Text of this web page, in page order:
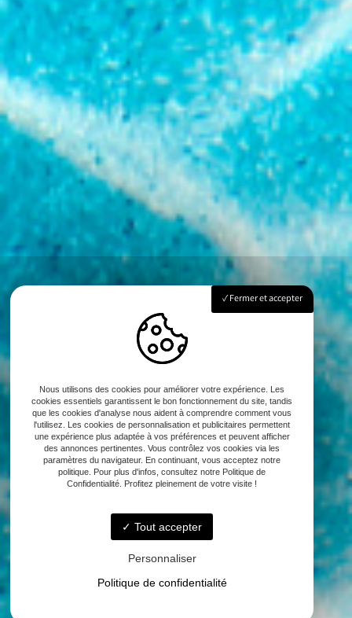
Fermer et accepter
Nous utilisons des cookies pour améliorer votre expérience. Les
cookies essentiels garantissent le bon fonctionnement du site, tandis
que les cookies d'analyse nous aident à comprendre comment vous
l'utilisez. Les cookies de personnalisation et publicitaires permettent
une expérience plus adaptée à vos préférences et peuvent afficher
des annonces pertinentes. Vous contrôlez vos cookies via les
paramètres du navigateur. En continuant, vous acceptez notre
politique. Pour plus d'infos, consultez notre Politique de
Confidentialité. Profitez pleinement de votre visite !
Tout accepter
Personnaliser
Politique de confidentialité